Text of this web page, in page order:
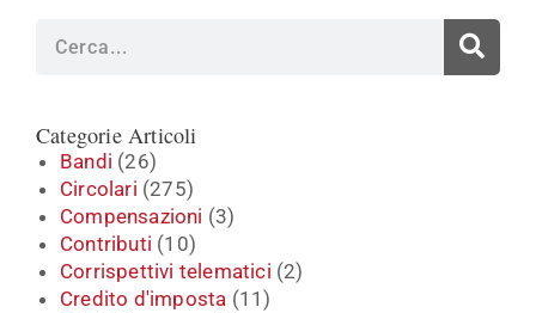
Categorie Articoli
Bandi (26)
Circolari (275)
Compensazioni (3)
Contributi (10)
Corrispettivi telematici (2)
Credito d'imposta (11)